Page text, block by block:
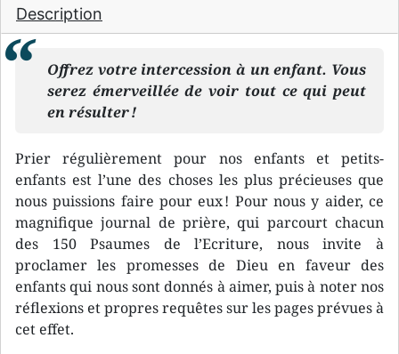
Description
Offrez votre intercession à un enfant. Vous
serez émerveillée de voir tout ce qui peut
en résulter !
Prier régulièrement pour nos enfants et petits-
enfants est l’une des choses les plus précieuses que
nous puissions faire pour eux ! Pour nous y aider, ce
magnifique journal de prière, qui parcourt chacun
des 150 Psaumes de l’Ecriture, nous invite à
proclamer les promesses de Dieu en faveur des
enfants qui nous sont donnés à aimer, puis à noter nos
réflexions et propres requêtes sur les pages prévues à
cet effet.